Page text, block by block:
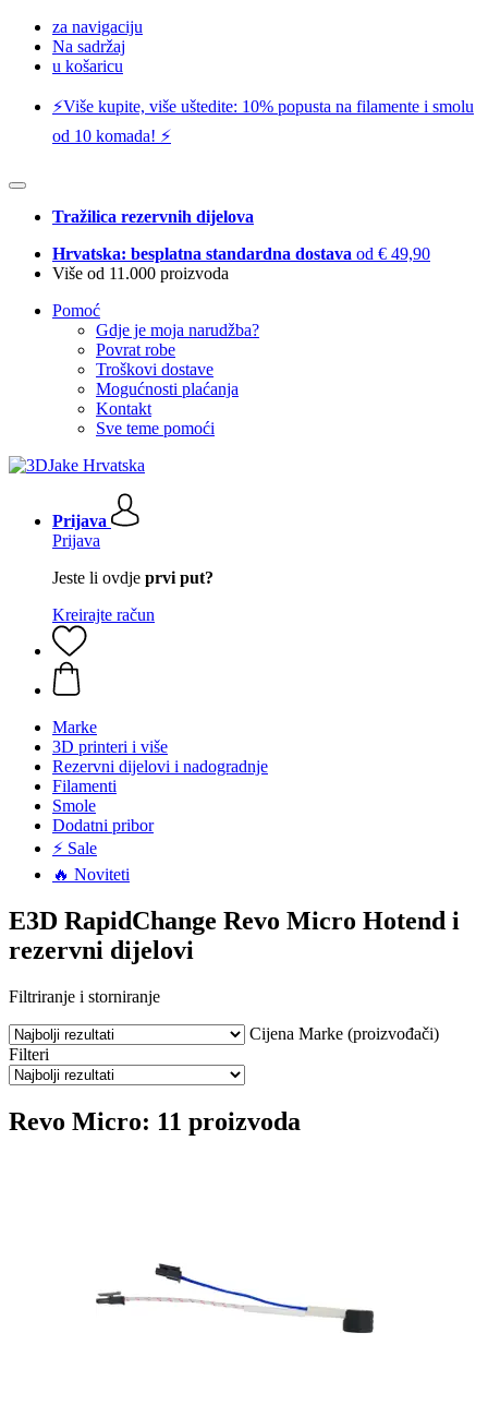
za navigaciju
Na sadržaj
u košaricu
⚡️Više kupite, više uštedite: 10% popusta na filamente i smolu
od 10 komada! ⚡️
Tražilica rezervnih dijelova
Hrvatska: besplatna standardna dostava od € 49,90
Više od 11.000 proizvoda
Pomoć
Gdje je moja narudžba?
Povrat robe
Troškovi dostave
Mogućnosti plaćanja
Kontakt
Sve teme pomoći
Prijava
Prijava
Jeste li ovdje prvi put?
Kreirajte račun
Marke
3D printeri i više
Rezervni dijelovi i nadogradnje
Filamenti
Smole
Dodatni pribor
⚡ Sale
🔥 Noviteti
E3D RapidChange Revo Micro Hotend i
rezervni dijelovi
Filtriranje i storniranje
Cijena Marke (proizvođači)
Filteri
Revo Micro: 11 proizvoda